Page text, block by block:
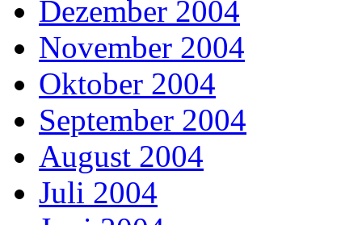
Dezember 2004
November 2004
Oktober 2004
September 2004
August 2004
Juli 2004